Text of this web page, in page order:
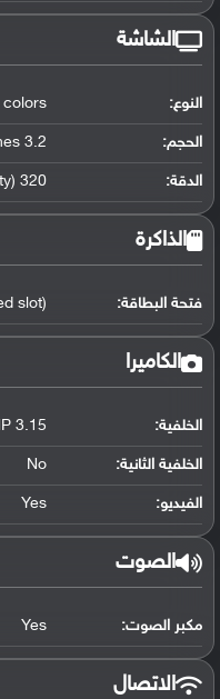
الشاشة
النوع: colors
الحجم: 3.2 inches
الدقة: 320 x 400 pixels (~160 ppi pixel density)
الذاكرة
فتحة البطاقة: slot)
الكاميرا
الخلفية: 3.15 MP
الخلفية الثانية: No
الفيديو: Yes
الصوت
مكبر الصوت: Yes
الاتصال